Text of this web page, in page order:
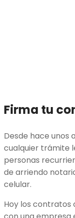
Firma tu
Desde hace unos
cualquier trámite
personas
de arriendo
celular.
Hoy los contratos